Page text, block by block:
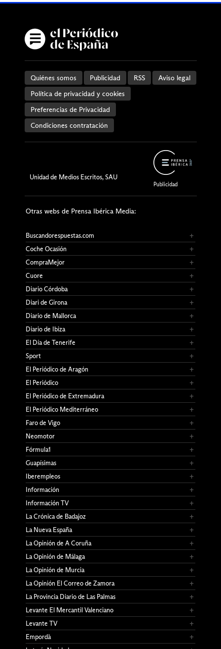
Quiénes somos Publicidad RSS
Aviso legal
Política de privacidad y cookies
Preferencias de Privacidad
Condiciones contratación
Otras webs de Prensa Ibérica Media:
Buscandorespuestas.com
Coche Ocasión
CompraMejor
Cuore
Diario Córdoba
Diari de Girona
Diario de Mallorca
Diario de Ibiza
El Día de Tenerife
Sport
El Periódico de Aragón
El Periódico
El Periódico de Extremadura
El Periódico Mediterráneo
Faro de Vigo
Neomotor
Fórmula1
Guapísimas
Iberempleos
Información
Información TV
La Crónica de Badajoz
La Nueva España
La Opinión de A Coruña
La Opinión de Málaga
La Opinión de Murcia
La Opinión El Correo de Zamora
La Provincia Diario de Las Palmas
Levante El Mercantil Valenciano
Levante TV
Empordà